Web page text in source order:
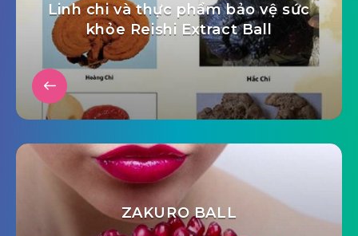
Linh chi và thực phẩm bảo vệ sức
khỏe Reishi Extract Ball
ZAKURO BALL